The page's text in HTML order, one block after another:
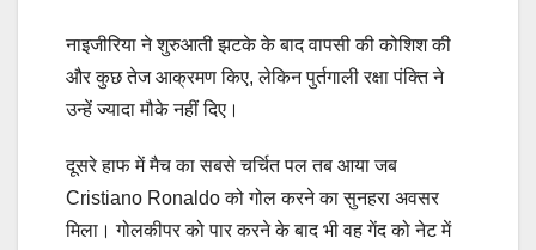
नाइजीरिया ने शुरुआती झटके के बाद वापसी की कोशिश की
और कुछ तेज आक्रमण किए, लेकिन पुर्तगाली रक्षा पंक्ति ने
उन्हें ज्यादा मौके नहीं दिए।
दूसरे हाफ में मैच का सबसे चर्चित पल तब आया जब
Cristiano Ronaldo को गोल करने का सुनहरा अवसर
मिला। गोलकीपर को पार करने के बाद भी वह गेंद को नेट में